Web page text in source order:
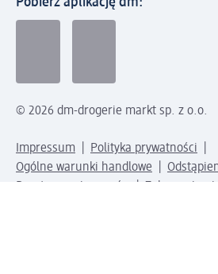
© 2026 dm-drogerie markt sp. z o.o.
Impressum
Polityka prywatności
Ogólne warunki handlowe